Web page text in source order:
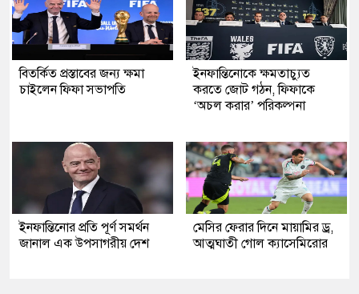
বিতর্কিত প্রস্তাবের জন্য ক্ষমা
চাইলেন ফিফা সভাপতি
ইনফান্তিনোকে ক্ষমতাচ্যুত
করতে জোট গঠন, ফিফাকে
‘অচল করার’ পরিকল্পনা
ইনফান্তিনোর প্রতি পূর্ণ সমর্থন
জানাল এক উপসাগরীয় দেশ
মেসির ফেরার দিনে মায়ামির ড্র,
আত্মঘাতী গোল ক্যাসেমিরোর